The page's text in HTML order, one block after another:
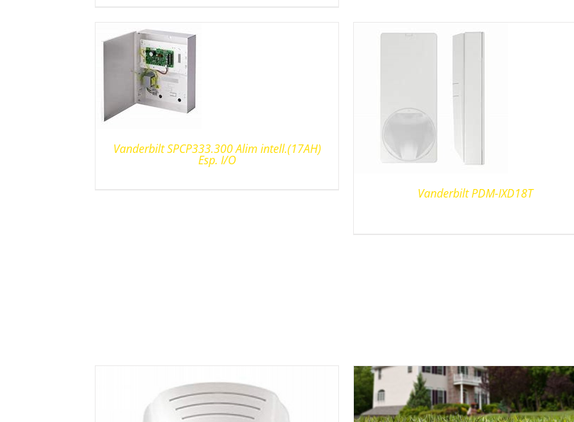
Vanderbilt SPCP333.300 Alim intell.(17AH)
Esp. I/O
Vanderbilt PDM-IXD18T